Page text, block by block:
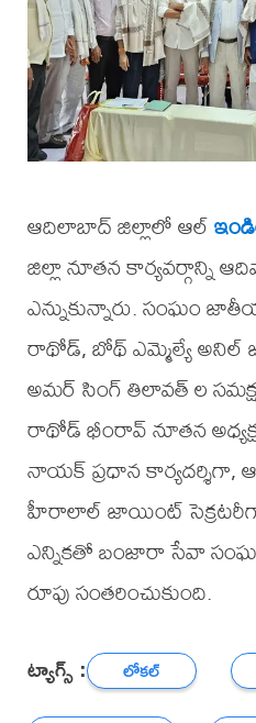
ఆదిలాబాద్ జిల్లాలో ఆల్
జిల్లా నూతన కార్యవర్గాన్ని
ఎన్నుకున్నారు. సంఘం
రాథోడ్, బోథ్ ఎమ్మెల్యే అనిల్
అమర్ సింగ్ తిలావత్ ల
రాథోడ్ భీంరావ్ నూతన
నాయక్ ప్రధాన కార్యదర్శిగా,
హీరాలాల్ జాయింట్
ఎన్నికతో బంజారా సేవా సంఘం
రూపు సంతరించుకుంది.
ట్యాగ్స్ : లోకల్